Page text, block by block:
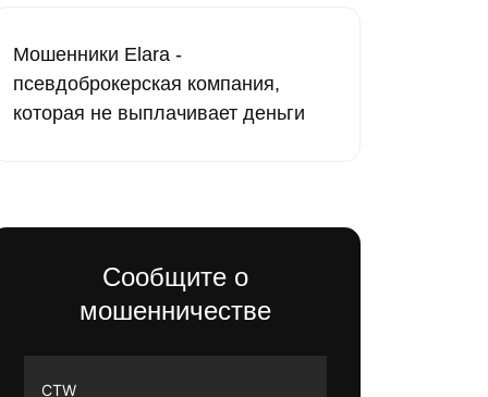
Мошенники Elara -
псевдоброкерская компания,
которая не выплачивает деньги
Сообщите о
мошенничестве